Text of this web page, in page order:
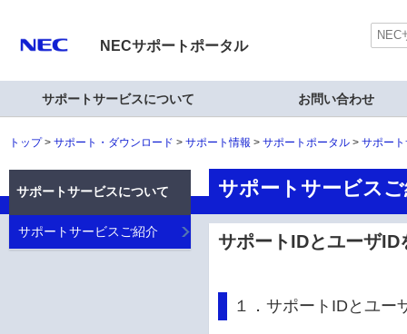
NECサポートポータル
サポートサービスについて お問い合わせ
トップ サポート・ダウンロード サポート情報 サポートポータル サポー
サポートサービス
サポートIDとユーザID
１．サポートIDとユー
サポートサービスについて
サポートサービスご紹介